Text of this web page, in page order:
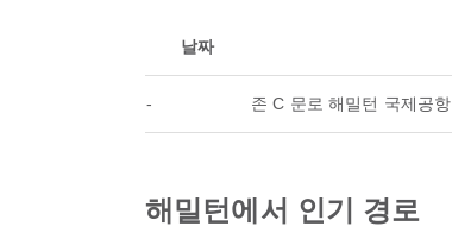
날짜
- 존 C 문로 해밀턴 국제공항
해밀턴에서 인기 경로